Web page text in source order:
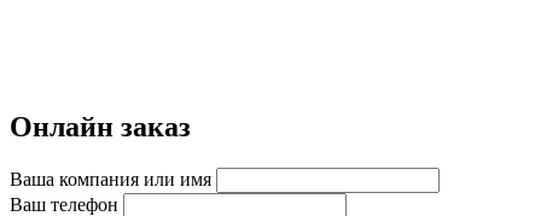
Онлайн заказ
Ваша компания или имя
Ваш телефон